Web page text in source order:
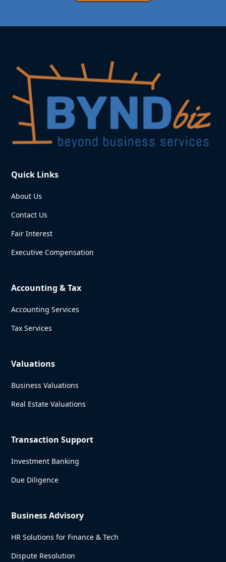
Quick Links
About Us
Contact Us
Fair Interest
Executive Compensation
Accounting & Tax
Accounting Services
Tax Services
Valuations
Business Valuations
Real Estate Valuations
Transaction Support
Investment Banking
Due Diligence
Business Advisory
HR Solutions for Finance & Tech
Dispute Resolution